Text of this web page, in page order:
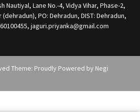
Nautiyal, Lane No.-4, Vidya Vihar, Phase-2,
PO: Dehradun, DIST: Dehradun,
jaguri.priyanka@gmail.com
Theme: Proudly Powered by Negi